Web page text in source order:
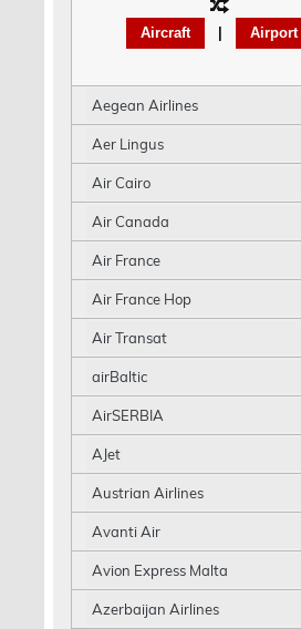
Aircraft Airport
Aegean Airlines
Aer Lingus
Air Cairo
Air Canada
Air France
Air France Hop
Air Transat
airBaltic
AirSERBIA
AJet
Austrian Airlines
Avanti Air
Avion Express Malta
Azerbaijan Airlines